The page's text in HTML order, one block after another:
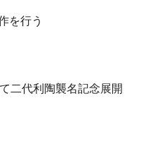
を行う
二代利陶襲名記念展開